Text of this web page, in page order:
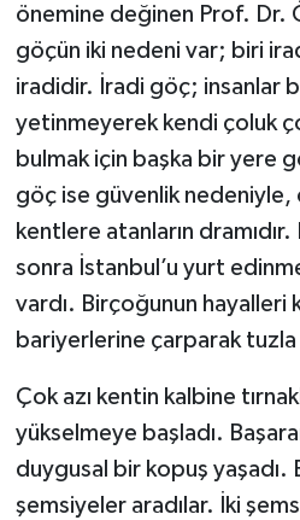
önemine değinen Prof. Dr.
göçün iki nedeni var; biri
iradidir. İradi göç; insanlar
yetinmeyerek kendi çoluk
bulmak için başka bir yere
göç ise güvenlik nedeniyle,
kentlere atanların
sonra İstanbul’u yurt
vardı. Birçoğunun hayalleri
bariyerlerine çarparak
Çok azı kentin kalbine
yükselmeye başladı.
duygusal bir kopuş yaşadı.
şemsiyeler aradılar. İki